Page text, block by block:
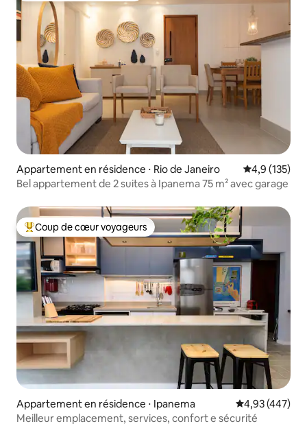
Appartement en résidence ⋅ Rio de Janeiro Évaluation
4,9 (135)
Bel appartement de 2 suites à Ipanema 75 m² avec garage
Coups de cœur voyageurs les plus appréciés
Coup de cœur voyageurs
Appartement en résidence ⋅ Ipanema Évaluation
4,93 (447)
Meilleur emplacement, services, confort e sécurité